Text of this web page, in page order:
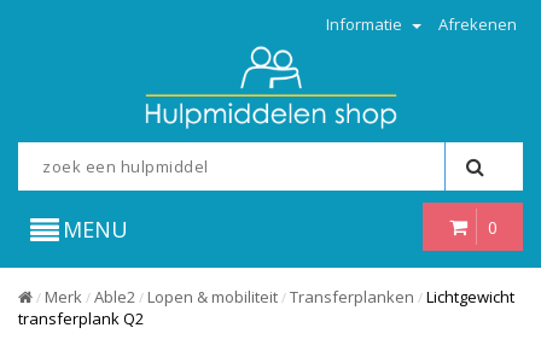
Informatie Afrekenen
0
MENU
/ Merk / Able2 / Lopen & mobiliteit / Transferplanken / Lichtgewicht
transferplank Q2